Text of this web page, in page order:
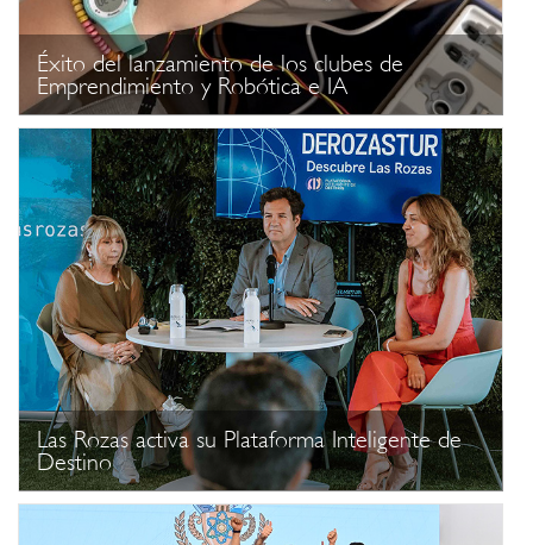
Éxito del lanzamiento de los clubes de
Emprendimiento y Robótica e IA
Las Rozas activa su Plataforma Inteligente de
Destino